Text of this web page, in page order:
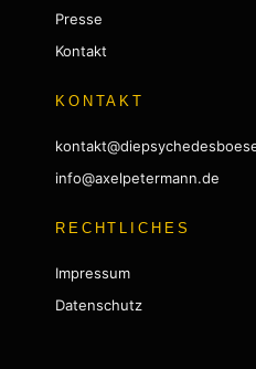
Presse
Kontakt
KONTAKT
info@axelpetermann.de
RECHTLICHES
Impressum
Datenschutz